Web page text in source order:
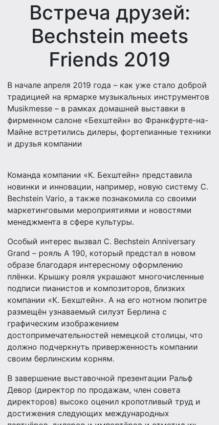
Встреча друзей:
Bechstein meets
Friends 2019
В начале апреля 2019 года – как уже стало доброй
традицией на ярмарке музыкальных инструментов
Musikmesse – в рамках домашней выставки в
фирменном салоне «Бехштейн» во Франкфурте-на-
Майне встретились дилеры, фортепианные техники
и друзья компании
Команда компании «К. Бехштейн» представила
новинки и инновации, например, новую систему C.
Bechstein Vario, а также познакомила со своими
маркетинговыми мероприятиями и новостями
менеджмента в сфере культуры.
Особый интерес вызвал C. Bechstein Anniversary
Grand – рояль A 190, который предстал в новом
образе благодаря интересному оформлению
плёнки. Kрышку рояля украшают многочисленные
подписи пианистов и композиторов, близких
компании «К. Бехштейн». А на его нотном пюпитре
размещён узнаваемый силуэт Берлина с
графическим изображением
достопримечательностей немецкой столицы, что
должно подчеркнуть приверженность компании
своим берлинским корням.
В завершение выставочной презентации Ральф
Девор (директор по продажам, член совета
директоров) высоко оценил кропотливый труд и
достижения следующих международных